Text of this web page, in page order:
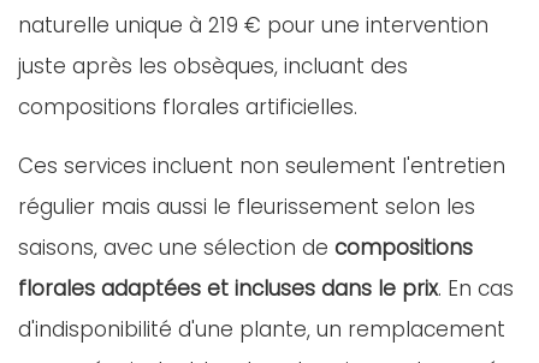
naturelle unique à 219 € pour une intervention
juste après les obsèques, incluant des
compositions florales artificielles.
Ces services incluent non seulement l'entretien
régulier mais aussi le fleurissement selon les
saisons, avec une sélection de compositions
florales adaptées et incluses dans le prix. En cas
d'indisponibilité d'une plante, un remplacement